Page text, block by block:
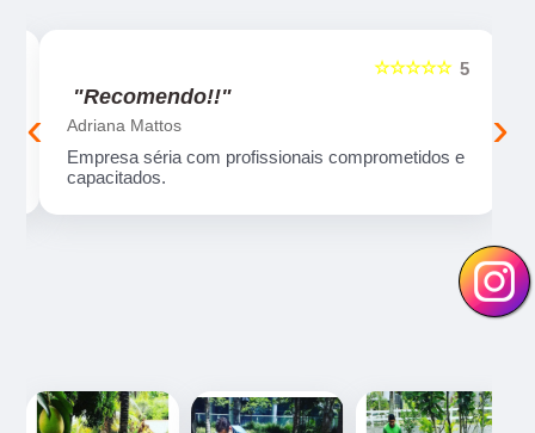
5
☆☆☆☆☆
"Recomendo!!"
Adriana Mattos
Empresa séria com profissionais comprometidos e
capacitados.
‹ ›